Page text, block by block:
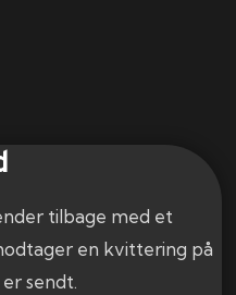
tilbage med et
en kvittering på
sendt.